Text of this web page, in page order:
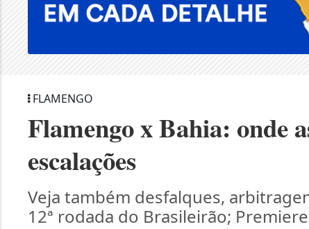
FLAMENGO
Flamengo x Bahia: onde
escalações
Veja também desfalques,
12ª rodada do Brasileirão;